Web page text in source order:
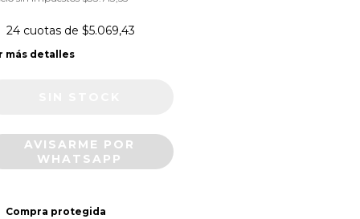
24 cuotas de $5.069,43
más detalles
AVISARME POR
WHATSAPP
Compra protegida